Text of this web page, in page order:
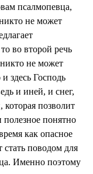
псалмопевца,
не может
во второй речь
не может
здесь Господь
и иней, и снег,
которая позволит
понятно
как опасное
поводом для
Именно поэтому